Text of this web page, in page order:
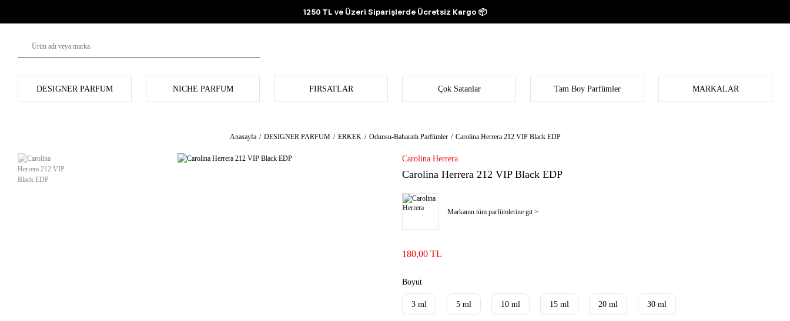
1250 TL ve Üzeri Siparişlerde Ücretsiz Kargo 📦
DESIGNER PARFUM NICHE PARFUM FIRSATLAR Çok Satanlar Tam Boy Parfümler MARKALAR
Anasayfa DESIGNER PARFUM ERKEK Odunsu-Baharatlı Parfümler Carolina Herrera 212 VIP Black EDP
Carolina Herrera
Carolina Herrera 212 VIP Black EDP
Markanın tüm parfümlerine git >
180,00 TL
Boyut
3 ml 5 ml 10 ml 15 ml 20 ml 30 ml